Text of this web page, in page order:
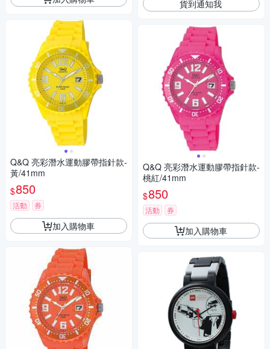
Q&Q 亮彩潛水運動膠帶指針款-
黃/41mm
$850
活動 券
加入購物車
貨到通知我
Q&Q 亮彩潛水運動膠帶指針款-
桃紅/41mm
$850
活動 券
加入購物車